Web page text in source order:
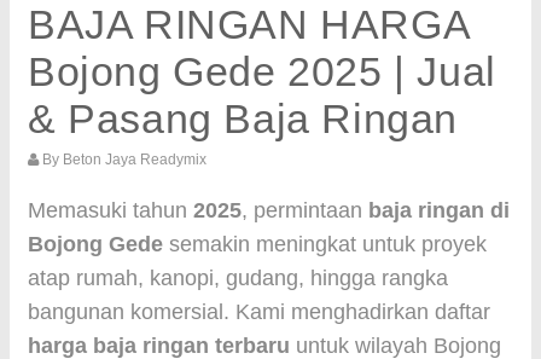
BAJA RINGAN HARGA
Bojong Gede 2025 | Jual
& Pasang Baja Ringan
By Beton Jaya Readymix
Memasuki tahun 2025, permintaan baja ringan di
Bojong Gede semakin meningkat untuk proyek
atap rumah, kanopi, gudang, hingga rangka
bangunan komersial. Kami menghadirkan daftar
harga baja ringan terbaru untuk wilayah Bojong